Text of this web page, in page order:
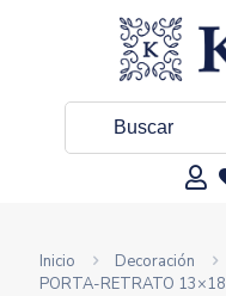
Inicio Decoración
PORTA-RETRATO 13×18